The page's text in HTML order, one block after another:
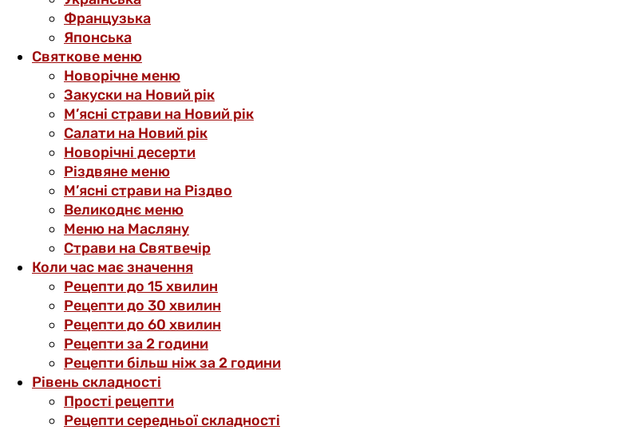
Французька
Японська
Святкове меню
Новорічне меню
Закуски на Новий рік
М’ясні страви на Новий рік
Салати на Новий рік
Новорічні десерти
Різдвяне меню
М’ясні страви на Різдво
Великоднє меню
Меню на Масляну
Страви на Святвечір
Коли час має значення
Рецепти до 15 хвилин
Рецепти до 30 хвилин
Рецепти до 60 хвилин
Рецепти за 2 години
Рецепти більш ніж за 2 години
Рівень складності
Прості рецепти
Рецепти середньої складності